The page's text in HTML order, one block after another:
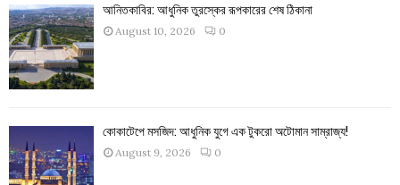
আনিতকাবির: আধুনিক তুরস্কের রূপকারের শেষ ঠিকানা
August 10, 2026 0
কোকাটেপে মসজিদ: আধুনিক যুগে এক টুকরো অটোমান সাম্রাজ্য!
August 9, 2026 0